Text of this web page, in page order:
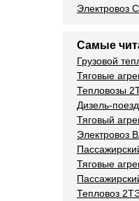
Электровоз
Самые
Грузовой
Тяговые
Тепловозы
Дизель-
Тяговый
Электровоз
Тяговые
Тепловоз